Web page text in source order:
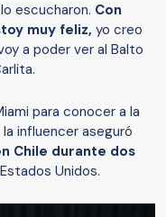
escucharon. Con
muy feliz, yo creo
a poder ver al Balto
para conocer a la
influencer aseguró
Chile durante dos
Unidos.